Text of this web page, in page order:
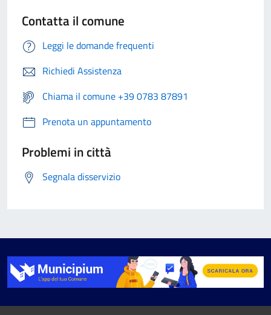
Contatta il comune
Leggi le domande frequenti
Richiedi Assistenza
Chiama il comune +39 0783 87891
Prenota un appuntamento
Problemi in città
Segnala disservizio